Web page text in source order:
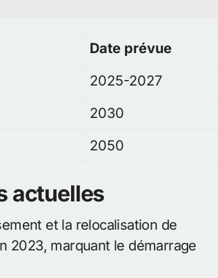
Date prévue
2025-2027
2030
2050
actuelles
et la relocalisation de
2023, marquant le démarrage